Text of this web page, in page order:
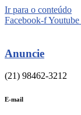
Ir para o conteúdo
Facebook-fYoutube
Anuncie
(21) 98462-3212
E-mail